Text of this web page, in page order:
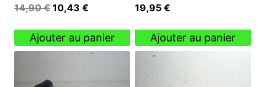
14,90€ Le
initial
était :
10,43 €
actuel
est :
Ajouter au panier
19,95 €
Ajouter au panier